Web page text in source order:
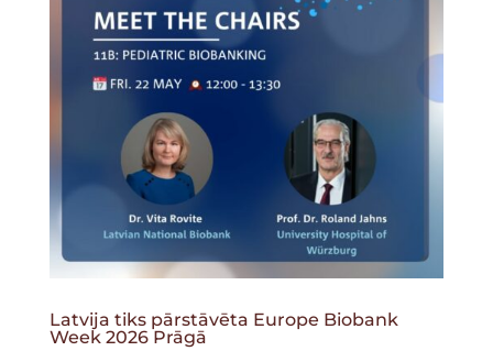
Latvija tiks pārstāvēta Europe Biobank
Week 2026 Prāgā